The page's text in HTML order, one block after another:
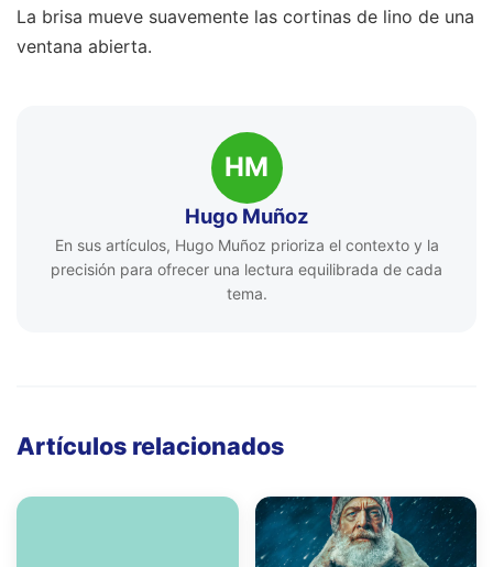
La brisa mueve suavemente las cortinas de lino de una
ventana abierta.
HM
Hugo Muñoz
En sus artículos, Hugo Muñoz prioriza el contexto y la
precisión para ofrecer una lectura equilibrada de cada
tema.
Artículos relacionados